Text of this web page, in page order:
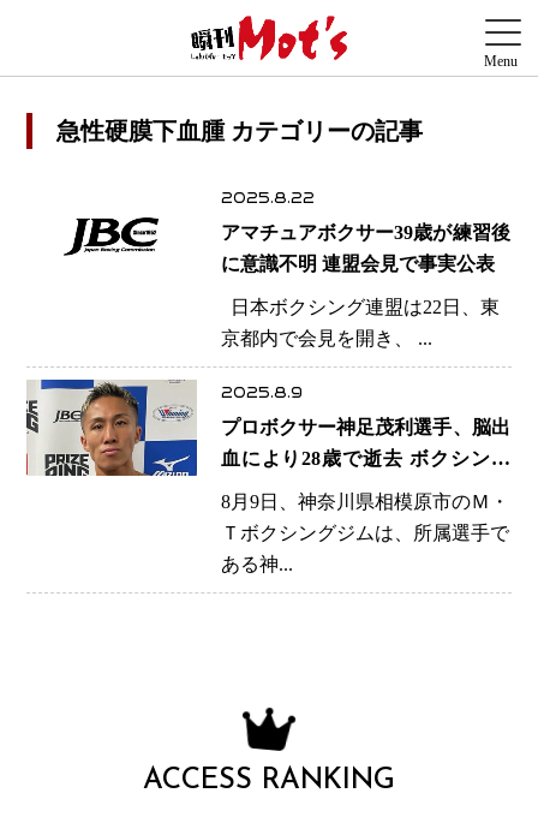
急性硬膜下血腫 カテゴリーの記事
2025.8.22
アマチュアボクサー39歳が練習後
に意識不明 連盟会見で事実公表
日本ボクシング連盟は22日、東
京都内で会見を開き、 ...
2025.8.9
プロボクサー神足茂利選手、脳出
血により28歳で逝去 ボクシング
の「見えざるリスク」を改めて浮
き彫りに
8月9日、神奈川県相模原市のＭ・
Ｔボクシングジムは、所属選手で
ある神...
ACCESS RANKING